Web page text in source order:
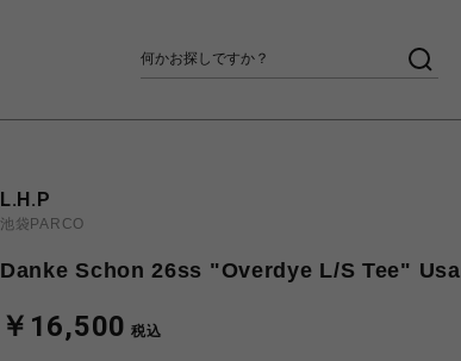
L.H.P
池袋PARCO
Danke Schon 26ss "Overdye L/S Tee" Usa
￥16,500 税込